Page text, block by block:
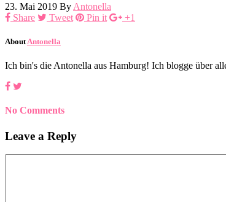
23. Mai 2019 By Antonella
Share
Tweet Pin it +1
About Antonella
Ich bin's die Antonella aus Hamburg! Ich blogge über
No Comments
Leave a Reply